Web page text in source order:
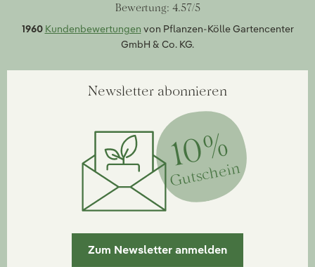
Bewertung: 4.57/5
1960 Kundenbewertungen von Pflanzen-Kölle Gartencenter
GmbH & Co. KG.
Newsletter abonnieren
10%
Gutschein
Zum Newsletter anmelden